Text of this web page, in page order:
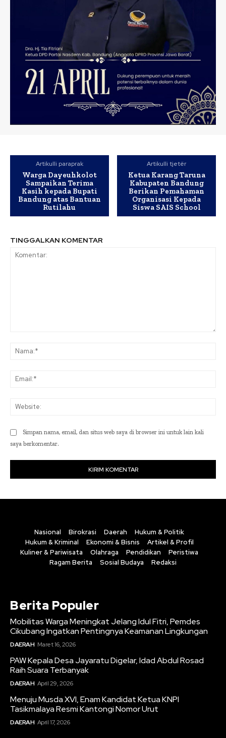
Artikulli paraprak
Warga Dayeuhkolot
Sampaikan Terima
Kasih kepada Bupati
Bandung atas Bantuan
Rutilahu
Artikulli tjetër
Ketua Karang Taruna
Kabupaten Bandung
Berikan Pemahaman
Organisasi Kepada
Siswa SAIS School
TINGGALKAN KOMENTAR
Simpan nama, email, dan situs web saya di browser ini untuk lain kali
saya berkomentar.
Nasional Birokrasi Daerah
Hukum & Politik
Hukum & Kriminal
Ekonomi & Bisnis
Artikel & Profil
Kuliner & Pariwisata
Olahraga Pendidikan
Peristiwa
Ragam Berita
Sosial Budaya Redaksi
Berita Populer
Mobilitas Warga Meningkat Jelang Idul Fitri, Pemdes
Cikubang Ingatkan Pentingnya Keamanan Lingkungan
DAERAH Maret 16, 2026
PAW Kepala Desa Jayaratu Digelar, Idad Abdul Rosad
Raih Suara Terbanyak
DAERAH April 29, 2026
Menuju Musda XVI, Enam Kandidat Ketua KNPI
Tasikmalaya Resmi Kantongi Nomor Urut
DAERAH April 17, 2026